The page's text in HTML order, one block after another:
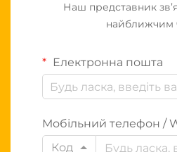
Наш представник
найближчим
Електронна пошта
Мобільний телефон /
Код